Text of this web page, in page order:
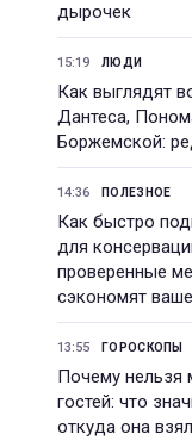
дырочек
15:19 ЛЮДИ
Как выглядят
Дантеса,
Боржемской:
14:36 ПОЛЕЗНОЕ
Как быстро
для
проверенные
сэкономят
13:55 ГОРОСКОПЫ
Почему нельзя
гостей: что
откуда она